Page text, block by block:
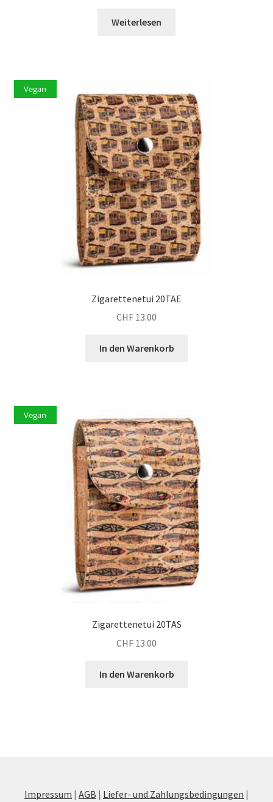
Weiterlesen
Vegan
Zigarettenetui 20TAE
CHF 13.00
In den Warenkorb
Vegan
Zigarettenetui 20TAS
CHF 13.00
In den Warenkorb
Impressum | AGB | Liefer- und Zahlungsbedingungen |